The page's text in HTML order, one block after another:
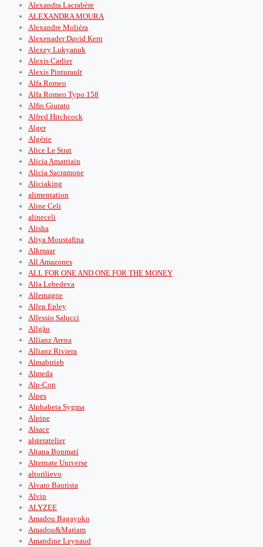
Alexandra Lacrabère
ALEXANDRA MOURA
Alexandre Moliéra
Alexenader David Kern
Alexey Lukyanuk
Alexis Carlier
Alexis Pinturault
Alfa Romeo
Alfa Romeo Typo 158
Alﬁo Giurato
Alfred Hitchcock
Alger
Algérie
Alice Le Strat
Alicia Amatriain
Alicia Sacramone
Aliciaking
alimentation
Aline Celi
alineceli
Alisha
Aliya Moustafina
Alkmaar
All Amazones
ALL FOR ONE AND ONE FOR THE MONEY
Alla Lebedeva
Allemagne
Allen Epley
Allessio Salucci
Allgäu
Allianz Arena
Allianz Riviera
Almabtrieb
Almeda
Alp-Con
Alpes
Alphabeta Sygma
Alpine
Alsace
alsteratelier
Altana Bonmatí
Alternate Universe
altorilievo
Alvaro Bautista
Alvin
ALYZEE
Amadou Bagayoko
Amadou&Mariam
Amandine Leynaud